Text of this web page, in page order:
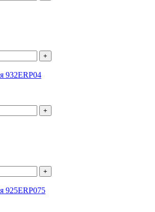
+
932ERP04
+
+
925ERP075